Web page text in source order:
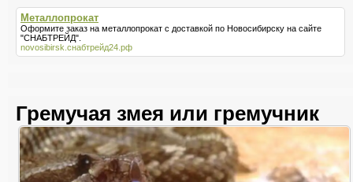
Металлопрокат
Оформите заказ на металлопрокат с доставкой по Новосибирску на сайте
"СНАБТРЕЙД".
novosibirsk.снабтрейд24.рф
Гремучая змея или гремучник